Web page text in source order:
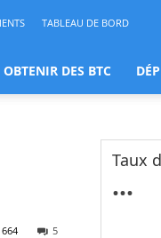
TABLEAU DE BORD
OBTENIR DES BTC
5
Taux
...